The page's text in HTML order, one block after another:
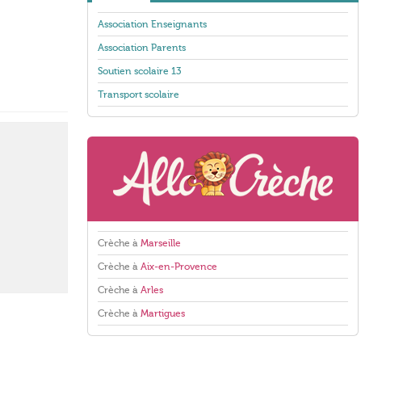
Association Enseignants
Association Parents
Soutien scolaire 13
Transport scolaire
Crèche à Marseille
Crèche à Aix-en-Provence
Crèche à Arles
Crèche à Martigues